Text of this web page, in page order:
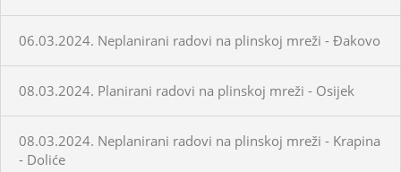
06.03.2024. Neplanirani radovi na plinskoj mreži - Đakovo
08.03.2024. Planirani radovi na plinskoj mreži - Osijek
08.03.2024. Neplanirani radovi na plinskoj mreži - Krapina
- Doliće